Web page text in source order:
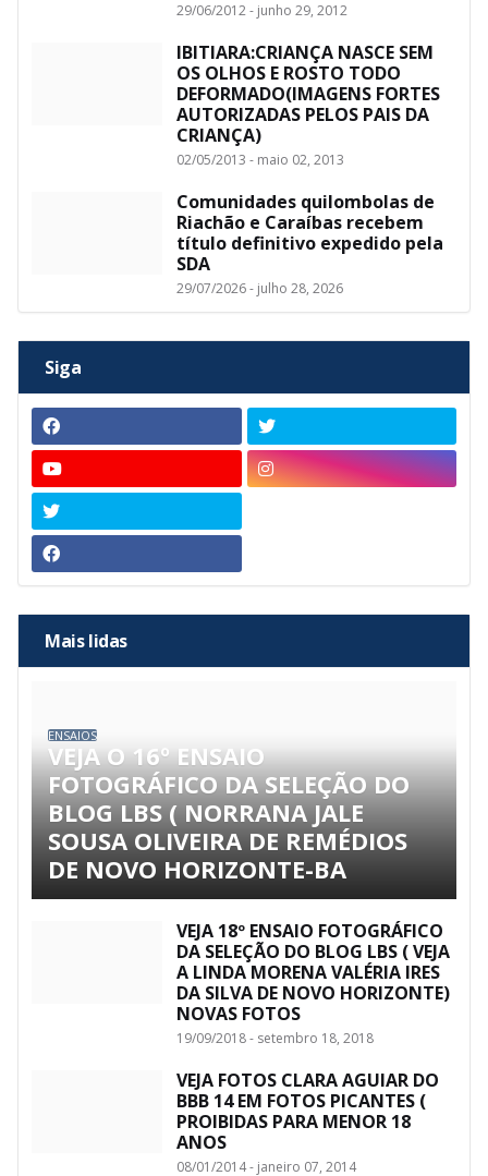
29/06/2012 - junho 29, 2012
IBITIARA:CRIANÇA NASCE SEM
OS OLHOS E ROSTO TODO
DEFORMADO(IMAGENS FORTES
AUTORIZADAS PELOS PAIS DA
CRIANÇA)
02/05/2013 - maio 02, 2013
Comunidades quilombolas de
Riachão e Caraíbas recebem
título definitivo expedido pela
SDA
29/07/2026 - julho 28, 2026
Siga
Mais lidas
ENSAIOS
VEJA O 16º ENSAIO
FOTOGRÁFICO DA SELEÇÃO DO
BLOG LBS ( NORRANA JALE
SOUSA OLIVEIRA DE REMÉDIOS
DE NOVO HORIZONTE-BA
VEJA 18º ENSAIO FOTOGRÁFICO
DA SELEÇÃO DO BLOG LBS ( VEJA
A LINDA MORENA VALÉRIA IRES
DA SILVA DE NOVO HORIZONTE)
NOVAS FOTOS
19/09/2018 - setembro 18, 2018
VEJA FOTOS CLARA AGUIAR DO
BBB 14 EM FOTOS PICANTES (
PROIBIDAS PARA MENOR 18
ANOS
08/01/2014 - janeiro 07, 2014